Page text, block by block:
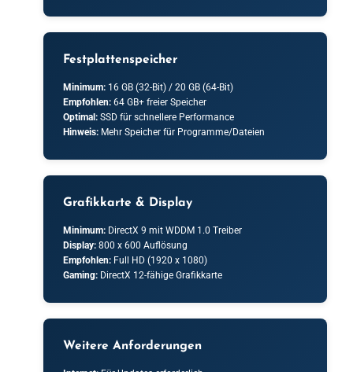
Festplattenspeicher
Minimum: 16 GB (32-Bit) / 20 GB (64-Bit)
Empfohlen: 64 GB+ freier Speicher
Optimal: SSD für schnellere Performance
Hinweis: Mehr Speicher für Programme/Dateien
Grafikkarte & Display
Minimum: DirectX 9 mit WDDM 1.0 Treiber
Display: 800 x 600 Auflösung
Empfohlen: Full HD (1920 x 1080)
Gaming: DirectX 12-fähige Grafikkarte
Weitere Anforderungen